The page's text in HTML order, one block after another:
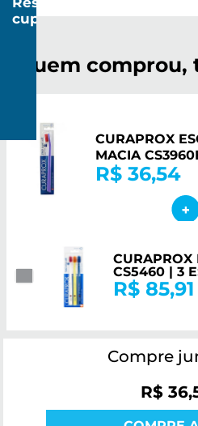
Quem
CURAPROX
MACIA
R$ 36,54
CURAPROX
CS5460 | 3
R$ 85,91
Compre
R$
cupom
150